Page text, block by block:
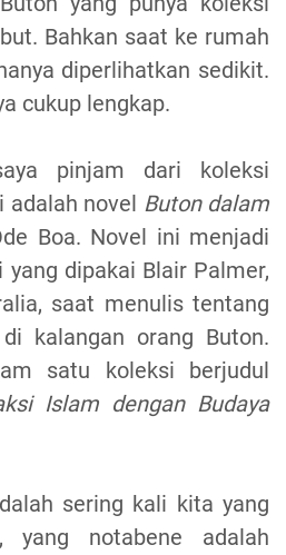
Bahkan saat ke rumah
diperlihatkan sedikit.
cukup lengkap.
pinjam dari koleksi
adalah novel Buton dalam
Boa. Novel ini menjadi
dipakai Blair Palmer,
saat menulis tentang
kalangan orang Buton.
satu koleksi berjudul
Islam dengan Budaya
sering kali kita yang
yang notabene adalah